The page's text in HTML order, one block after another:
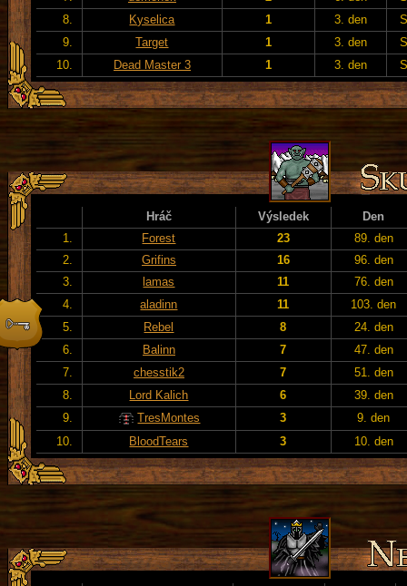
8.
Kyselica 1 3. den
9.
Target 1 3. den
10.
Dead Master 3 1 3. den
Hráč Výsledek
Den
1.
Forest 23
89. den
2.
Grifins 16
96. den
3.
lamas 11
76. den
4.
aladinn 11
103. den
5.
Rebel 8
24. den
6.
Balinn 7
47. den
7.
chesstik2 7
51. den
8.
Lord Kalich 6
39. den
9.
TresMontes 3
9. den
10.
BloodTears 3 10. den